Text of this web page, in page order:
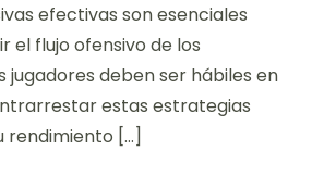
efectivas son esenciales
el flujo ofensivo de los
jugadores deben ser hábiles en
estas estrategias
rendimiento […]